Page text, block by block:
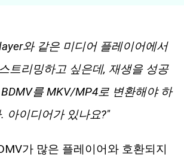
와 같은 미디어 플레이어에서
트리밍하고 싶은데, 재생을 성공
를 MKV/MP4로 변환해야 하
아이디어가 있나요?"
가 많은 플레이어와 호환되지